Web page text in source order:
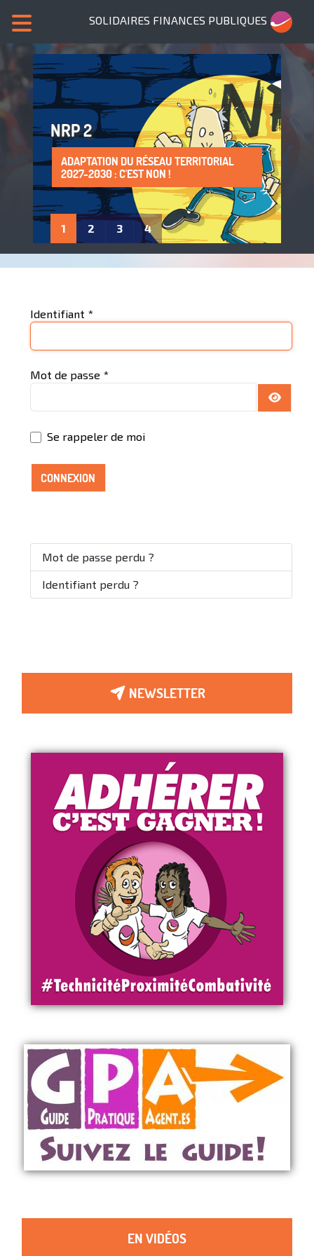
SOLIDAIRES FINANCES PUBLIQUES
NRP 2
ADAPTATION DU RÉSEAU TERRITORIAL
2027-2030 : C'EST NON !
SANS NOUS, PLUS DE SERVICES PUBLICS !
LA PROTECTION DE LA SANTÉ AU TRAVAIL
: UN DROIT À FAIRE VIVRE !
ADHÈRE À SOLIDAIRES FINANCES
PUBLIQUES
1 2 3 4
Identifiant *
Mot de passe *
Se rappeler de moi
CONNEXION
Mot de passe perdu ?
Identifiant perdu ?
NEWSLETTER
EN VIDÉOS